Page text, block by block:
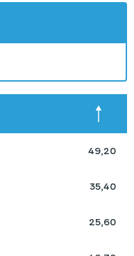
49,20
35,40
25,60